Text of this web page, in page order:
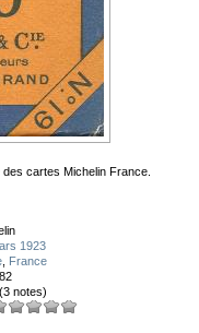
cartes Michelin France.
1923
, France
(3 notes)